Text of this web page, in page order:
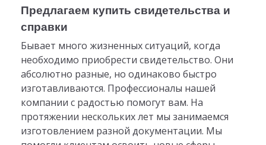
Предлагаем купить свидетельства и
справки
Бывает много жизненных ситуаций, когда
необходимо приобрести свидетельство. Они
абсолютно разные, но одинаково быстро
изготавливаются. Профессионалы нашей
компании с радостью помогут вам. На
протяжении нескольких лет мы занимаемся
изготовлением разной документации. Мы